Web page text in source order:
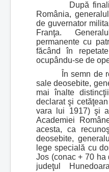
După
România,
de guvernator
Franţa.
permanente cu
făcând în
ocupându-se de
În semn de
sale deosebite,
mai înalte
declarat şi
vara lui 1917) şi
Academiei
acesta, ca
deosebite,
lege specială cu
Jos (conac + 70 ha
judeţul